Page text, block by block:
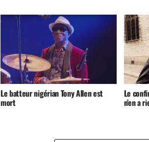
Le batteur nigérian Tony Allen est
mort
Le
n’en a